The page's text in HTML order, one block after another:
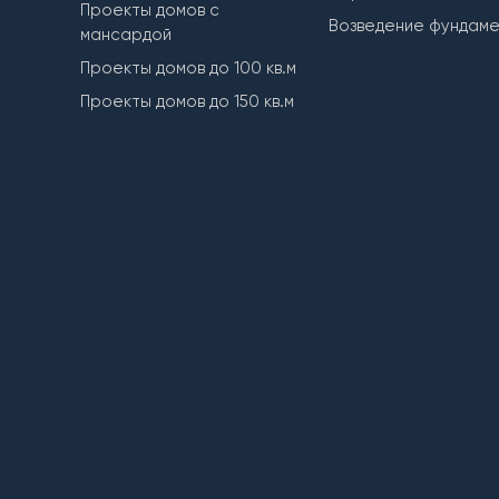
Проекты домов с
мансардой
Проекты домов до 100 кв.м
Проекты домов до 150 кв.м
Возведение